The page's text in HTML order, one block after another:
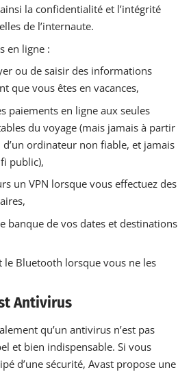
la confidentialité et l’intégrité
de l’internaute.
en ligne :
ou de saisir des informations
que vous êtes en vacances,
paiements en ligne aux seules
du voyage (mais jamais à partir
d’un ordinateur non fiable, et jamais
public),
un VPN lorsque vous effectuez des
banque de vos dates et destinations
le Bluetooth lorsque vous ne les
Antivirus
qu’un antivirus n’est pas
et bien indispensable. Si vous
d’une sécurité, Avast propose une